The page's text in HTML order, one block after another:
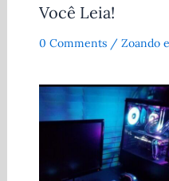
Você Leia!
0 Comments / Zoando